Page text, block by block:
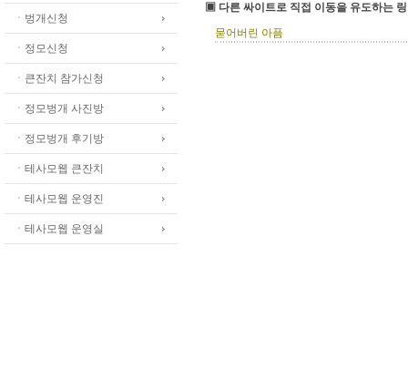
ㆍ벙개신청
ㆍ정모신청
ㆍ큰잔치 참가신청
ㆍ정모벙개 사진방
ㆍ정모벙개 후기방
ㆍ테사모웹 큰잔치
ㆍ테사모웹 운영진
ㆍ테사모웹 운영실
▣ 다른 싸이트로 직접 이동을 유도하는
묻어버린 아픔